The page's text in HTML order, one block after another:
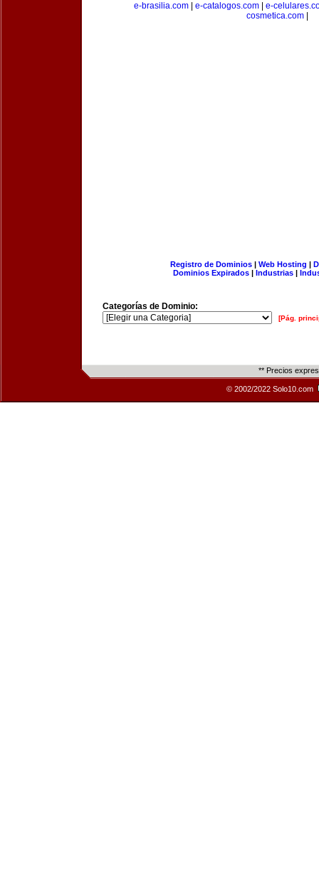
e-brasilia.com
e-catalogos.com
e-
cosmetica.com|
Registro de Dominios| Web Hosting |
Dominios Expirados | Industrias |
Categorías de Dominio:
[Pág.
** Precios
© 2002/2022 Solo10.com